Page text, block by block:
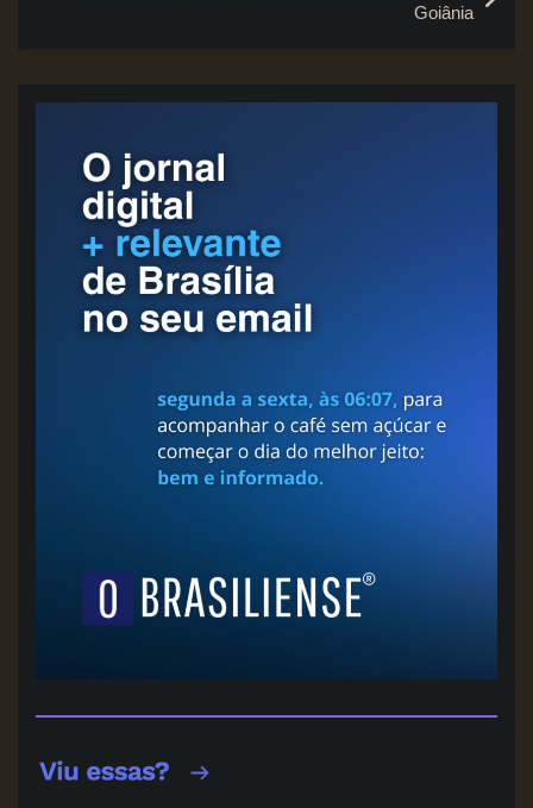
Goiânia